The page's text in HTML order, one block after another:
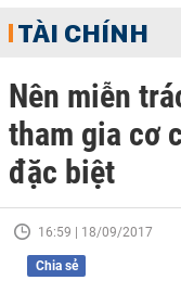
TÀI CHÍNH
Nên miễn
tham gia cơ
đặc biệt
16:59 | 18/09/2017
Chia sẻ